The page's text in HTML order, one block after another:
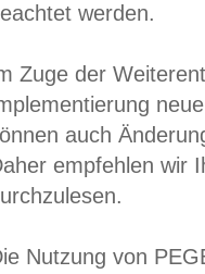
werden.
Zuge der
auch
empfehlen wir
Nutzung von